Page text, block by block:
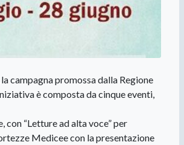
campagna promossa dalla Regione
è composta da cinque eventi,
con “Letture ad alta voce” per
Medicee con la presentazione